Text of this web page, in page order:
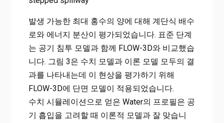
발생 가능한 최대 홍수의 양에 대해 계단식 배수
로와 에너지 분산이 평가되었습니다. 표준 단계
는 공기 침투 모델과 함께 FLOW-3D와 비교했습
니다. 그림 3은 수치 모델과 이론 모델 모두의 결
과를 나타내는데 이 현상을 평가하기 위해
FLOW-3D에 단면 모델이 적용되었습니다.
수치 시뮬레이션으로 얻은 Water의 프로필은 공
기 흡입을 고려할 때 이론적 모델과 잘 맞습니